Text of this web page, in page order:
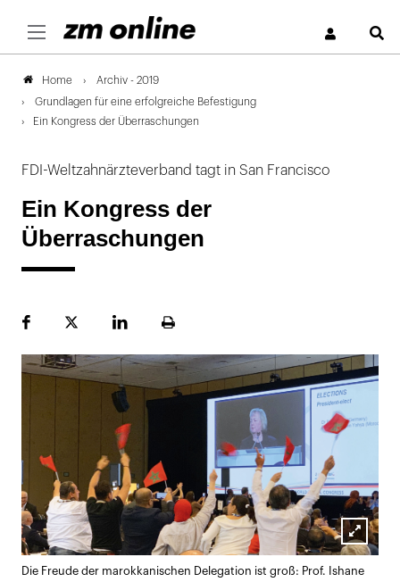
Home Archiv - 2019
Grundlagen für eine erfolgreiche Befestigung
Ein Kongress der Überraschungen
FDI-Weltzahnärzteverband tagt in San Francisco
Ein Kongress der
Überraschungen
FacebookPlattformLinekdInSeite
Lightbox
öffnen
Die Freude der marokkanischen Delegation ist groß: Prof. Ishane